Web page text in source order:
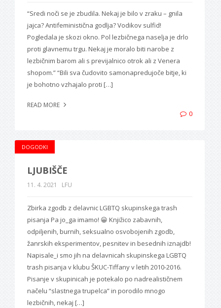
“Sredi noči se je zbudila. Nekaj je bilo v zraku – gnila
jajca? Antifeministična godlja? Vodikov sulfid!
Pogledala je skozi okno. Pol lezbičnega naselja je drlo
proti glavnemu trgu. Nekaj je moralo biti narobe z
lezbičnim barom ali s previjalnico otrok ali z Venera
shopom.” “Bili sva čudovito samonapredujoče bitje, ki
je bohotno vzhajalo proti […]
READ MORE
0
DOGODKI
LJUBIŠČE
11. 4. 2021 LFU
Zbirka zgodb z delavnic LGBTQ skupinskega trash
pisanja Pa jo_ga imamo! 😀 Knjižico zabavnih,
odpiljenih, burnih, seksualno osvobojenih zgodb,
žanrskih eksperimentov, pesnitev in besednih iznajdb!
Napisale_i smo jih na delavnicah skupinskega LGBTQ
trash pisanja v klubu ŠKUC-Tiffany v letih 2010-2016.
Pisanje v skupinicah je potekalo po nadrealističnem
načelu “slastnega trupelca” in porodilo mnogo
lezbičnih, nekaj […]